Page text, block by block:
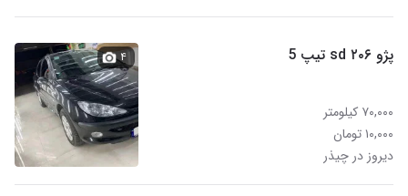
پژو ۲۰۶ sd تیپ 5
۷۰,۰۰۰ کیلومتر
۱۰,۰۰۰ تومان
دیروز در چیذر
۴